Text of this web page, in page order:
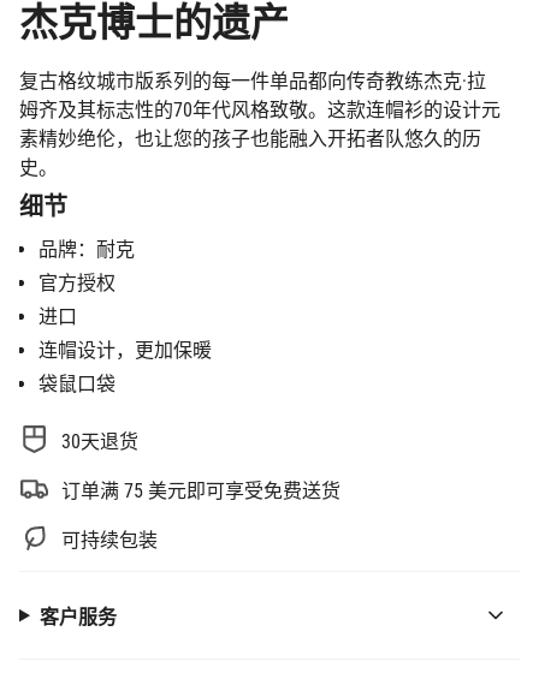
"minimum_of"=>"最
少
{{
quantity
}}",
"maximum_of"=>"最
多
{{
quantity
}}"}
杰克博士的遗产
复古格纹城市版系列的每一件单品都向传奇教练杰克·拉
姆齐及其标志性的70年代风格致敬。这款连帽衫的设计元
素精妙绝伦，也让您的孩子也能融入开拓者队悠久的历
史。
细节
品牌：耐克
官方授权
进口
连帽设计，更加保暖
袋鼠口袋
30天退货
订单满 75 美元即可享受免费送货
可持续包装
客户服务